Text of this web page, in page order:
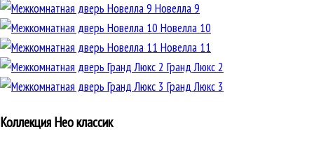
Новелла 9
Новелла 10
Новелла 11
Гранд Люкс 2
Гранд Люкс 3
Коллекция Нео классик